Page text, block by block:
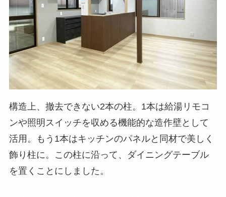
構造上、撤去できない2本の柱。1本は給湯リモコ
ンや照明スイッチを収める機能的な造作壁として
活用。もう1本はキッチンのパネルと同材で美しく
飾り柱に。この柱に沿って、ダイニングテーブル
を置くことにしました。